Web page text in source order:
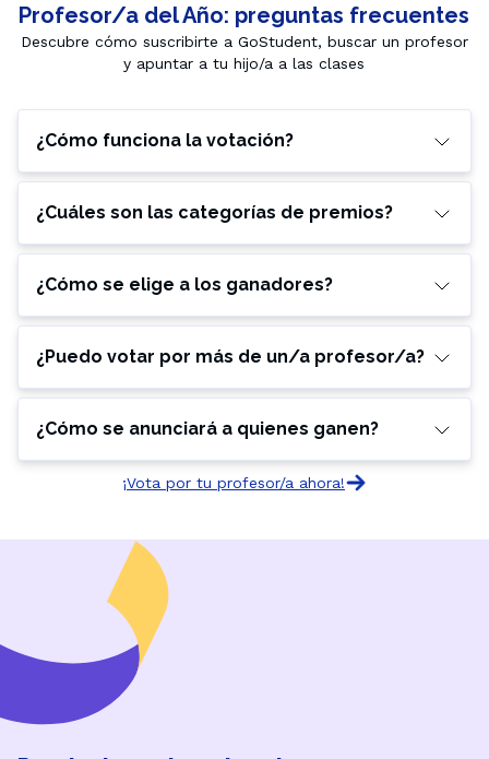
Profesor/a del Año: preguntas frecuentes
Descubre cómo suscribirte a GoStudent, buscar un profesor
y apuntar a tu hijo/a a las clases
¿Cómo funciona la votación?
¿Cuáles son las categorías de premios?
¿Cómo se elige a los ganadores?
¿Puedo votar por más de un/a profesor/a?
¿Cómo se anunciará a quienes ganen?
¡Vota por tu profesor/a ahora!